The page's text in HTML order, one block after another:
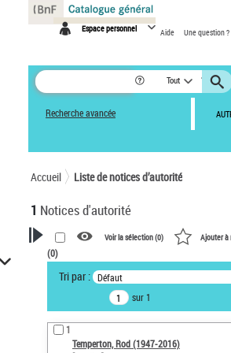
Espace personnel Aide Une question ?
Tout
Recherche avancée
Accueil Liste de notices d’autorité
1 Notices d'autorité
VOTRE RECHERCHE
Recherche avancée dans les
notices d’autorité
Œuvres liées à l'auteur :
Temperton, Rod (1947-2016)
Voir la sélection (0) Ajouter à
(0)
Tri par : Défaut
sur 1
1
Temperton, Rod (1947-2016)
Panneau de gestion des cookies